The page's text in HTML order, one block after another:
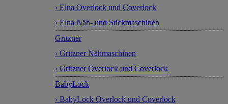
› Elna Overlock und Coverlock
› Elna Näh- und Stickmaschinen
Gritzner
› Gritzner Nähmaschinen
› Gritzner Overlock und Coverlock
BabyLock
› BabyLock Overlock und Coverlock